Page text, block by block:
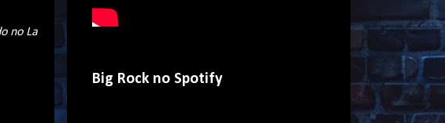
no La
Big Rock no Spotify